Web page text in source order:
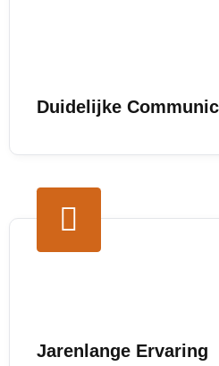
Duidelijke
Jarenlange Ervaring